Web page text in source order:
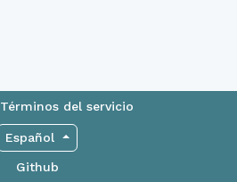
Términos del servicio
Español
Github